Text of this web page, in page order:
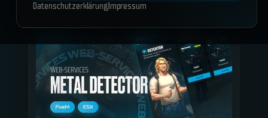
Datenschutzerklärung Impressum